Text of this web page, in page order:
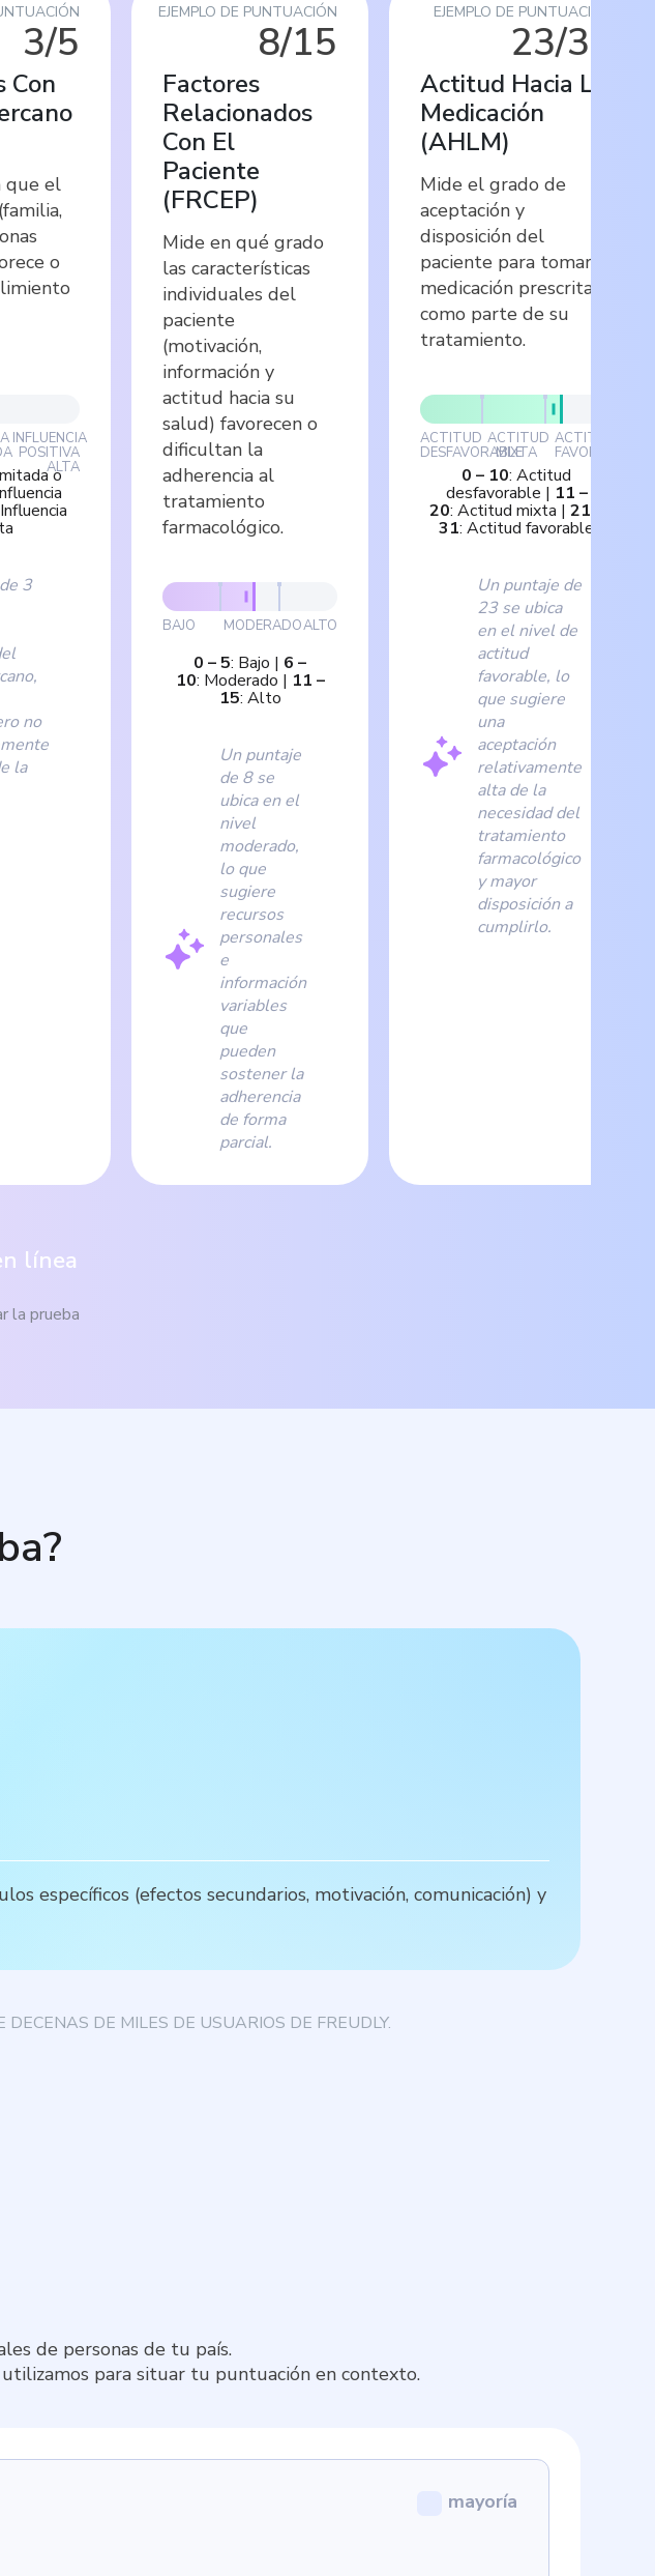
3/5
Con
que el
o
INFLUENCIA
POSITIVA
ALTA
o
Influencia
3
no
la
EJEMPLO DE PUNTUACIÓN
8/15
Factores
Relacionados
Con El
Paciente
(FRCEP)
Mide en qué grado
las características
individuales del
paciente
(motivación,
información y
actitud hacia su
salud) favorecen o
dificultan la
adherencia al
tratamiento
farmacológico.
BAJO MODERADOALTO
0 –5: Bajo | 6 –
10: Moderado | 11 –
15: Alto
Un puntaje
de 8 se
ubica en el
nivel
moderado,
lo que
sugiere
recursos
personales
e
información
variables
que
pueden
sostener la
adherencia
de forma
parcial.
EJEMPLO DE PUNTUACIÓN
23/31
Actitud Hacia La
Medicación
(AHLM)
Mide el grado de
aceptación y
disposición del
paciente para tomar la
medicación prescrita
como parte de su
tratamiento.
ACTITUD
DESFAVORABLE
ACTITUD
MIXTA
ACTITUD
FAVORABLE
0 – 10: Actitud
desfavorable | 11 –
20: Actitud mixta | 21
31: Actitud favorable
Un puntaje de
23 se ubica
en el nivel de
actitud
favorable, lo
que sugiere
una
aceptación
relativamente
alta de la
necesidad del
tratamiento
farmacológico
y mayor
disposición a
cumplirlo.
línea
la prueba
específicos (efectos secundarios, motivación, comunicación) y
DE MILES DE USUARIOS DE FREUDLY.
de personas de tu país.
para situar tu puntuación en contexto.
mayoría